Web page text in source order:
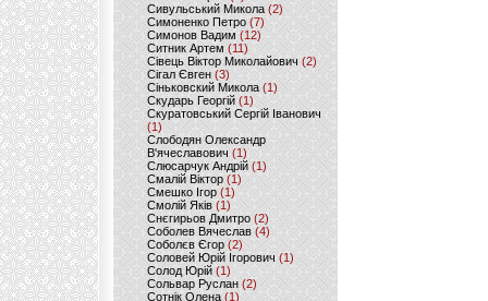
Сивульський Микола(2)
Симоненко Петро(7)
Симонов Вадим (12)
Ситник Артем(11)
Сівець Віктор Миколайович(2)
Сігал Євген (3)
Сіньковский Микола(1)
Скударь Георгій (1)
Скуратовський Сергій Іванович
(1)
Слободян Олександр
В'ячеславович(1)
Слюсарчук Андрій(1)
Смалій Віктор (1)
Смешко Ігор (1)
Смолій Яків (1)
Снєгирьов Дмитро (2)
Соболев Вячеслав (4)
Соболєв Єгор(2)
Соловей Юрій Ігорович (1)
Солод Юрій (1)
Сольвар Руслан (2)
Сотнік Олена(1)